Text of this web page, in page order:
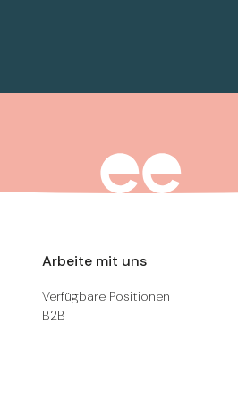
Arbeite mit uns
Verfügbare Positionen
B2B